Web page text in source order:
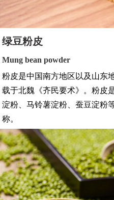
绿豆粉皮
Mung bean powder
粉皮是中国南方地区以及山东
载于北魏《齐民要术》。粉皮
淀粉、马铃薯淀粉、蚕豆淀粉
称。